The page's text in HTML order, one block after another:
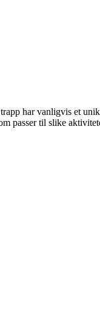
har vanligvis et
passer til slike